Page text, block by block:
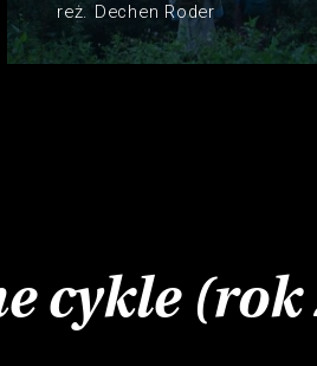
reż. Dechen Roder
cykle (rok